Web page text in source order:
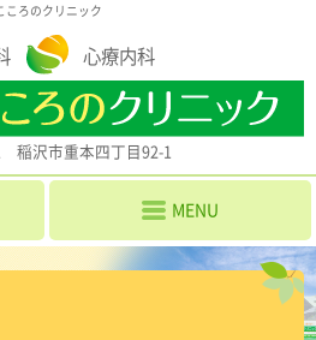
ろのクリニック
心療内科
稲沢市重本四丁目92-1
MENU